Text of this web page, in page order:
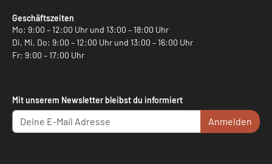
Geschäftszeiten
Mo: 9:00 – 12:00 Uhr und 13:00 – 18:00 Uhr
Di, Mi, Do: 9:00 – 12:00 Uhr und 13:00 – 16:00 Uhr
Fr: 9:00 – 17:00 Uhr
Mit unserem Newsletter bleibst du informiert
Anmelden